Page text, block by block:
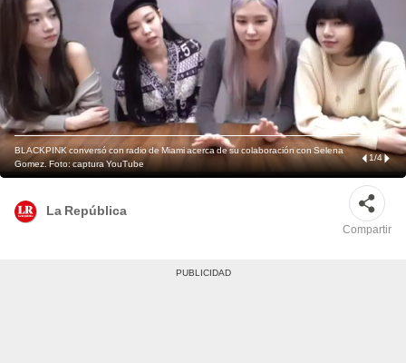
BLACKPINK conversó con radio de Miami acerca de su colaboración con Selena
Gomez. Foto: captura YouTube
1/4
La República
Compartir